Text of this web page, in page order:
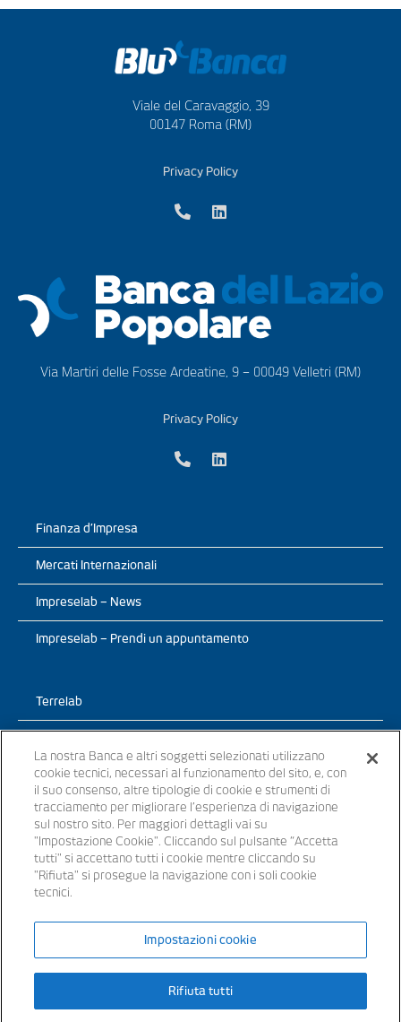
Viale del Caravaggio, 39
00147 Roma (RM)
Privacy Policy
Via Martiri delle Fosse Ardeatine, 9 – 00049 Velletri (RM)
Privacy Policy
Finanza d’Impresa
Mercati Internazionali
Impreselab – News
Impreselab – Prendi un appuntamento
Terrelab
TerreLab – News
TerreLab – prendi un appuntamento
Banche appartenenti al Gruppo Bancario Banca Popolare del Lazio –
P.IVA 15854861000 – iscritta all’ Albo dei Gruppi Bancari al n. 5104
La nostra Banca e altri soggetti selezionati utilizzano
cookie tecnici, necessari al funzionamento del sito, e, con
il suo consenso, altre tipologie di cookie e strumenti di
tracciamento per migliorare l’esperienza di navigazione
sul nostro sito. Per maggiori dettagli vai su
"Impostazione Cookie". Cliccando sul pulsante “Accetta
tutti" si accettano tutti i cookie mentre cliccando su
"Rifiuta" si prosegue la navigazione con i soli cookie
tecnici.
Impostazioni cookie
Rifiuta tutti